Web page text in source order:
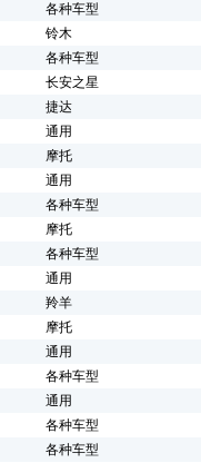
各种车型
铃木
各种车型
长安之星
捷达
通用
摩托
通用
各种车型
摩托
各种车型
通用
羚羊
摩托
通用
各种车型
通用
各种车型
各种车型